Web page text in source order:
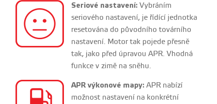
Seriové nastavení:Vybráním
seriového nastavení, je řídící jednotka
resetována do původního továrního
nastavení. Motor tak pojede přesně
tak, jako před úpravou APR. Vhodná
funkce v zimě na sněhu.
APR výkonové mapy:APR nabízí
možnost nastavení na konkrétní